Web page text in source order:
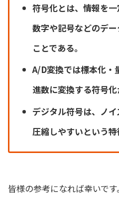
符号化とは、情報を
数字や記号などのデ
ことである。
A/D変換では標本化・
進数に変換する符号化
デジタル符号は、ノ
圧縮しやすいという特
皆様の参考になれば幸いです。